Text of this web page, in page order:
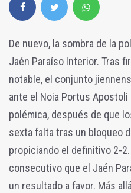
De nuevo, la sombra de la
Jaén Paraíso Interior. Tras
notable, el conjunto
ante el Noia Portus Apostoli
polémica, después de que
sexta falta tras un bloqueo
propiciando el definitivo 2-
consecutivo que el Jaén
un resultado a favor. Más